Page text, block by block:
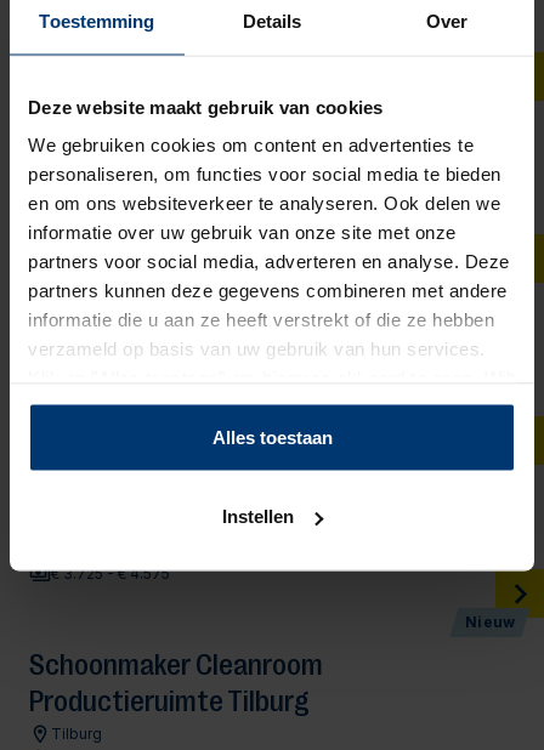
Toestemming Details Over
Deze website maakt gebruik van cookies
We gebruiken cookies om content en advertenties te
personaliseren, om functies voor social media te bieden
en om ons websiteverkeer te analyseren. Ook delen we
informatie over uw gebruik van onze site met onze
partners voor social media, adverteren en analyse. Deze
partners kunnen deze gegevens combineren met andere
informatie die u aan ze heeft verstrekt of die ze hebben
verzameld op basis van uw gebruik van hun services.
u liever geen cookies, klik dan op "instellen". Op onze
kunt u meer lezen over onze cookies.
Alles toestaan
Instellen
24 - 40 uur
€ 16,66
Assemblagemedewerker
EMMEN
32 - 40 uur
€ 2.798 - € 3.603
Nieuw
orderpicker bloemen Part-Time
Nieuw
Vestigingsmanager
€ 3.725 - € 4.575
Nieuw
Schoonmaker Cleanroom
Productieruimte Tilburg
Tilburg